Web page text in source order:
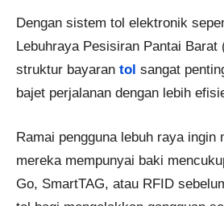
Dengan sistem tol elektronik
Lebuhraya Pesisiran Pantai Barat
struktur bayaran tol sangat
bajet perjalanan dengan lebih
Ramai pengguna lebuh raya ingin
mereka mempunyai baki
Go, SmartTAG, atau RFID